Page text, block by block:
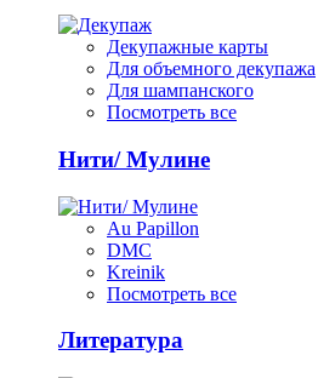
Декупажные карты
Для объемного декупажа
Для шампанского
Посмотреть все
Нити/ Мулине
Au Papillon
DMC
Kreinik
Посмотреть все
Литература